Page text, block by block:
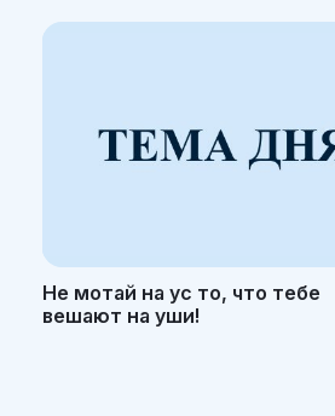
Не мотай на ус то, что тебе
вешают на уши!